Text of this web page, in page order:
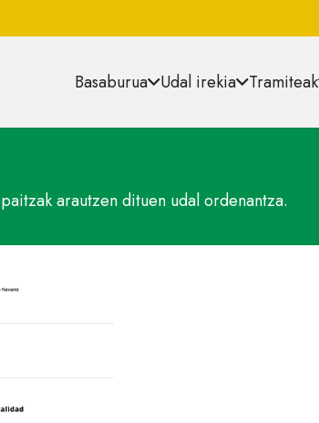
Basaburua Udal irekia Tramiteak
arautzen dituen udal ordenantza.